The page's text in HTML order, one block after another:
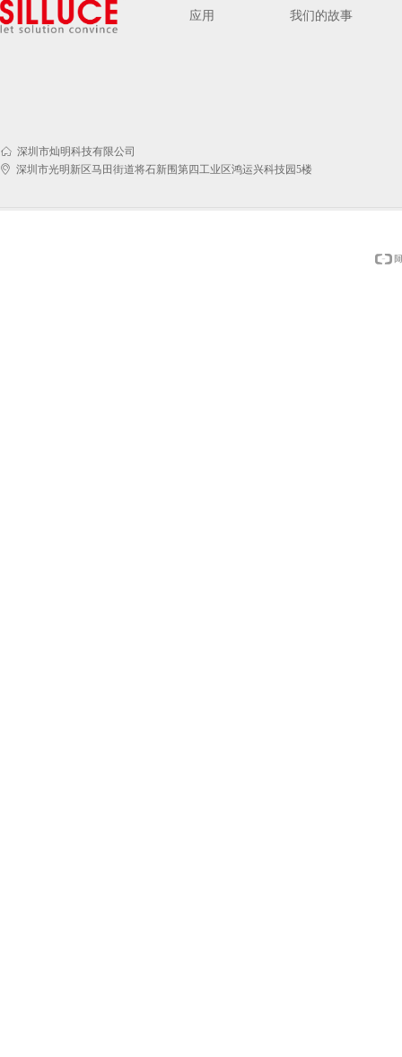
ꀷ 深圳市光明新区马田街道将石新围第四工业区鸿运兴科技园5楼
我们的故事
应用
ꀇ 深圳市灿明科技有限公司